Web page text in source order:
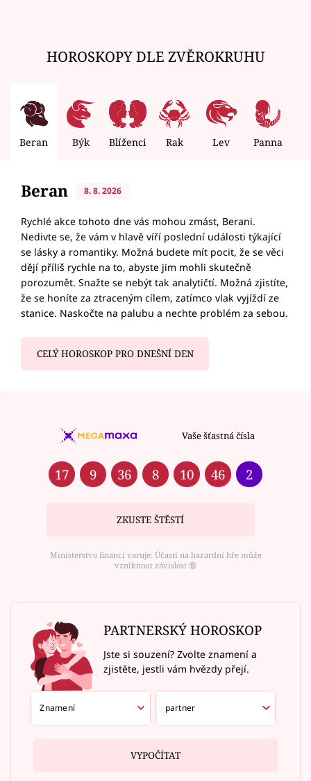
HOROSKOPY DLE ZVĚROKRUHU
Beran Býk Blíženci Rak Lev Panna
Beran 8. 8. 2026
Rychlé akce tohoto dne vás mohou zmást, Berani.
Nedivte se, že vám v hlavě víří poslední události týkající
se lásky a romantiky. Možná budete mít pocit, že se věci
dějí příliš rychle na to, abyste jim mohli skutečně
porozumět. Snažte se nebýt tak analytičtí. Možná zjistíte,
že se honíte za ztraceným cílem, zatímco vlak vyjíždí ze
stanice. Naskočte na palubu a nechte problém za sebou.
CELÝ HOROSKOP PRO DNEŠNÍ DEN
Vaše šťastná čísla
17 9 36 8 10 46 2
ZKUSTE ŠTĚSTÍ
Ministerstvo financí varuje: Účastí na hazardní hře může
vzniknout závislost ⑱
PARTNERSKÝ HOROSKOP
Jste si souzení? Zvolte znamení a
zjistěte, jestli vám hvězdy přejí.
VYPOČÍTAT